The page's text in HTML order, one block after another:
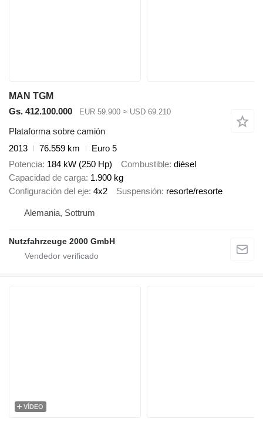
MAN TGM
Gs. 412.100.000
EUR 59.900 ≈ USD 69.210
Plataforma sobre camión
2013
76.559 km
Euro 5
Potencia 184 kW (250 Hp) Combustible diésel
Capacidad de carga 1.900 kg
Configuración del eje 4x2 Suspensión resorte/resorte
Alemania, Sottrum
Nutzfahrzeuge 2000 GmbH
VÍDEO